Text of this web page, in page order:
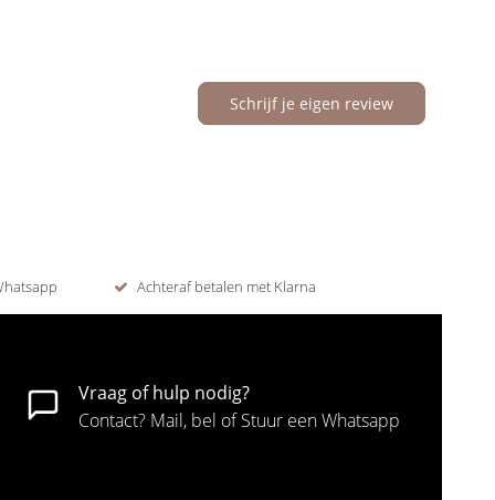
Schrijf je eigen review
Achteraf betalen met Klarna
Vraag of hulp nodig?
Contact? Mail, bel of Stuur een Whatsapp